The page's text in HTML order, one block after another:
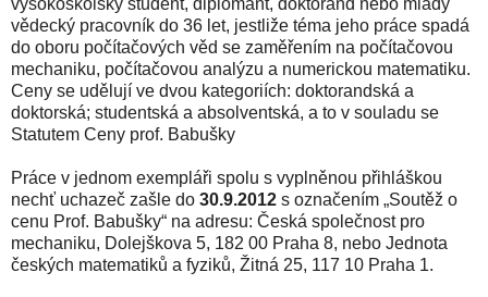
vědecký pracovník do 36 let, jestliže téma jeho práce spadá
do oboru počítačových věd se zaměřením na počítačovou
mechaniku, počítačovou analýzu a numerickou matematiku.
Ceny se udělují ve dvou kategoriích: doktorandská a
doktorská; studentská a absolventská, a to v souladu se
Statutem Ceny prof. Babušky
Práce v jednom exempláři spolu s vyplněnou přihláškou
nechť uchazeč zašle do 30.9.2012 s označením „Soutěž o
cenu Prof. Babušky“ na adresu: Česká společnost pro
mechaniku, Dolejškova 5, 182 00 Praha 8, nebo Jednota
českých matematiků a fyziků, Žitná 25, 117 10 Praha 1.